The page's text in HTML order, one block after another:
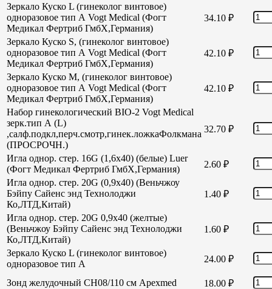
Зеркало Куско L (гинеколог винтовое)
одноразовое тип А Vogt Medical (Фогт
Медикал Фертриб ГмбХ,Германия)
34.10 ₽
Зеркало Куско S, (гинеколог винтовое)
одноразовое тип А Vogt Medical (Фогт
Медикал Фертриб ГмбХ,Германия)
42.10 ₽
Зеркало Куско М, (гинеколог винтовое)
одноразовое тип А Vogt Medical (Фогт
Медикал Фертриб ГмбХ,Германия)
42.10 ₽
Набор гинекологический BIO-2 Vogt Medical
зерк.тип А (L)
,салф.подкл,перч.смотр,гинек.ложкаФолкмана
(ПРОСРОЧН.)
32.70 ₽
Игла однор. стер. 16G (1,6х40) (белые) Luer
(Фогт Медикал Фертриб ГмбХ,Германия)
2.60 ₽
Игла однор. стер. 20G (0,9х40) (Веньчжоу
Бэйпу Сайенс энд Технолоджи
Ко,ЛТД,Китай)
1.40 ₽
Игла однор. стер. 20G 0,9х40 (желтые)
(Веньчжоу Бэйпу Сайенс энд Технолоджи
Ко,ЛТД,Китай)
1.60 ₽
Зеркало Куско L (гинеколог винтовое)
одноразовое тип А
24.00 ₽
Зонд желудочный СН08/110 см Apexmed 18.00 ₽